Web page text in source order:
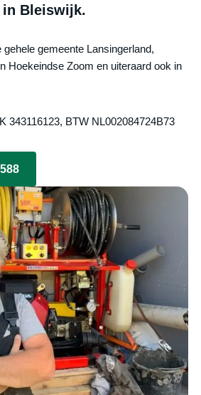
in Bleiswijk.
gemeente Lansingerland,
Hoekeindse Zoom en uiteraard ook in
343116123, BTW NL002084724B73